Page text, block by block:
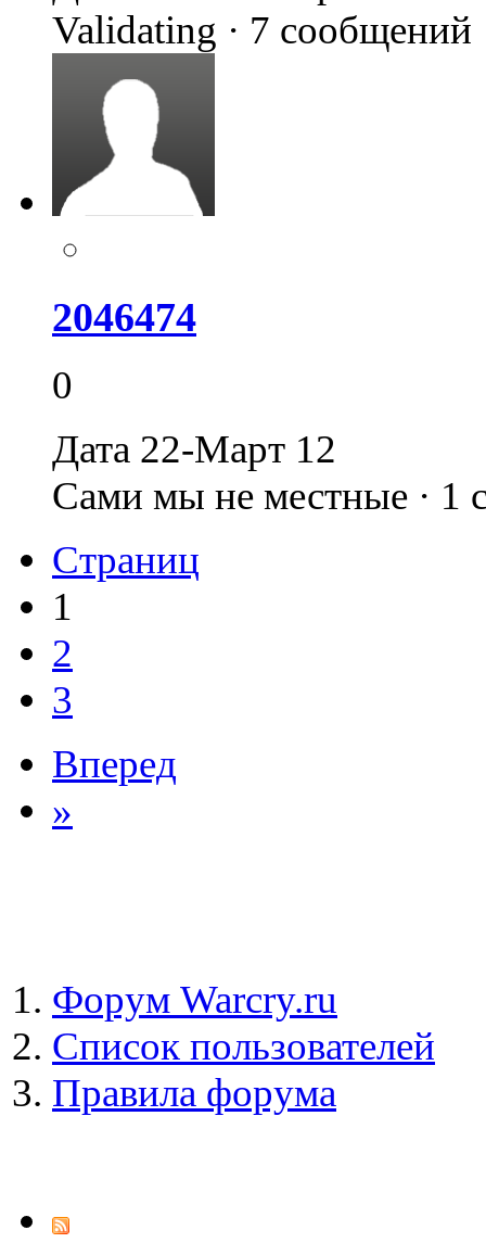
Validating · 7 сообщений
2046474
0
Дата 22-Март 12
Сами мы не местные · 1
Страниц
1
2
3
Вперед
»
Форум Warcry.ru
Список пользователей
Правила форума